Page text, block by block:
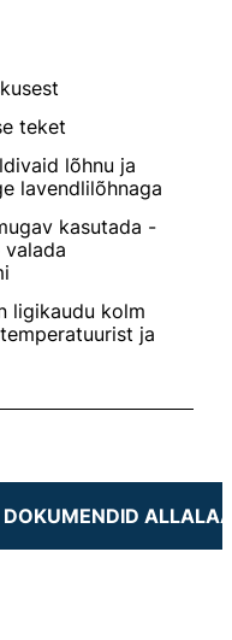
teket
lõhnu ja
lavendlilõhnaga
kasutada -
ligikaudu kolm
ja
DOKUMENDID